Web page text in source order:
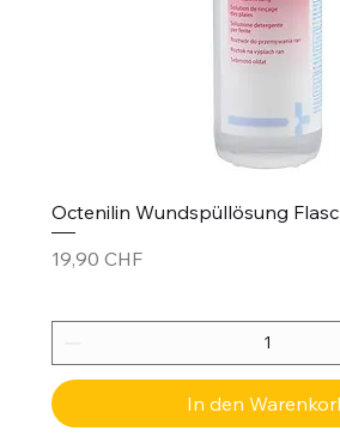
Octenilin Wundspüllösung
Preis
19,90 CHF
In den